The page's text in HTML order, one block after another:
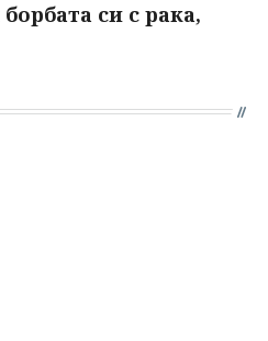
си с рака,